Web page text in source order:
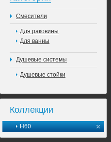
Смесители
Для раковины
Для ванны
Душевые системы
Душевые стойки
Коллекции
H60